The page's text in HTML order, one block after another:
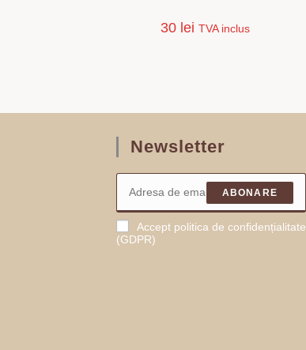
30 lei TVA inclus
Newsletter
ABONARE
Accept politica de confidențialitate
(GDPR)